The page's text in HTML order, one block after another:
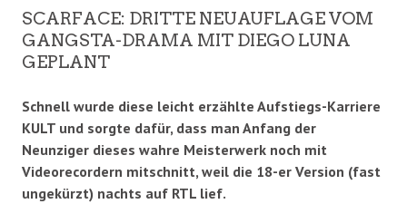
SCARFACE: DRITTE NEUAUFLAGE VOM
GANGSTA-DRAMA MIT DIEGO LUNA
GEPLANT
Schnell wurde diese leicht erzählte Aufstiegs-Karriere
KULT und sorgte dafür, dass man Anfang der
Neunziger dieses wahre Meisterwerk noch mit
Videorecordern mitschnitt, weil die 18-er Version (fast
ungekürzt) nachts auf RTL lief.